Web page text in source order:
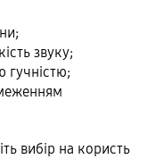
звуку;
гучністю;
вибір на користь